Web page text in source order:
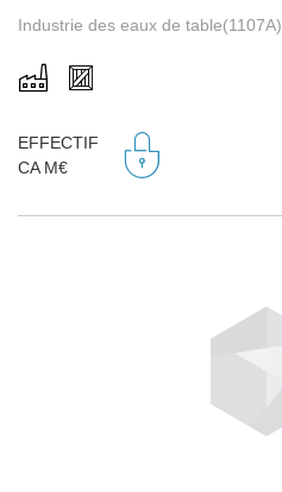
Industrie des eaux de table(1107A)
EFFECTIF
CA M€